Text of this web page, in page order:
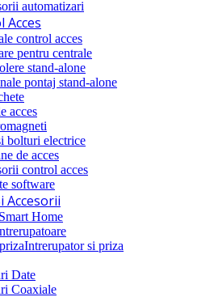
automatizari
Acces
control acces
pentru centrale
stand-alone
pontaj stand-alone
acces
bolturi electrice
de acces
control acces
software
Accesorii
Smart Home
Intrerupator si priza
Date
Coaxiale